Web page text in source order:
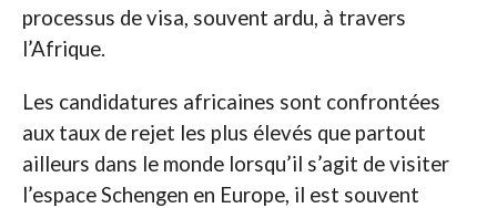
processus de visa, souvent ardu, à travers
l’Afrique.
Les candidatures africaines sont confrontées
aux taux de rejet les plus élevés que partout
ailleurs dans le monde lorsqu’il s’agit de visiter
l’espace Schengen en Europe, il est souvent